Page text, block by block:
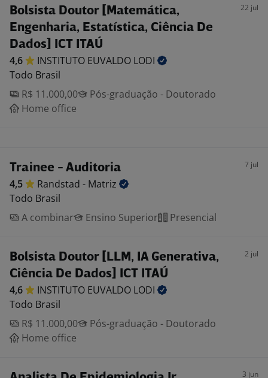
Bolsista Doutor [Matemática,
Engenharia, Estatística, Ciência De
Dados] ICT ITAÚ
22 jul
4,6 INSTITUTO EUVALDO LODI
Todo Brasil
R$ 11.000,00
Pós-graduação - Doutorado
Home office
Trainee - Auditoria 7 jul
4,5 Randstad - Matriz
Todo Brasil
A combinar
Ensino Superior Presencial
Bolsista Doutor [LLM, IA Generativa,
Ciência De Dados] ICT ITAÚ
2 jul
4,6 INSTITUTO EUVALDO LODI
Todo Brasil
R$ 11.000,00
Pós-graduação - Doutorado
Home office
3 jun